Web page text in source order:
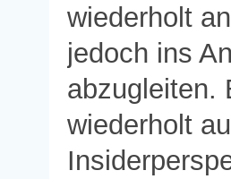
wiederholt
jedoch ins
abzugleiten.
wiederholt